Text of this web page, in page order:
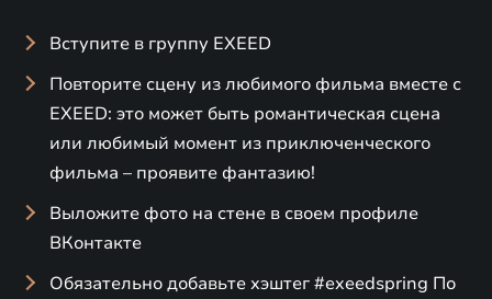
Вступите в группу EXEED
Повторите сцену из любимого фильма вместе с
EXEED: это может быть романтическая сцена
или любимый момент из приключенческого
фильма – проявите фантазию!
Выложите фото на стене в своем профиле
ВКонтакте
Обязательно добавьте хэштег #exeedspring По